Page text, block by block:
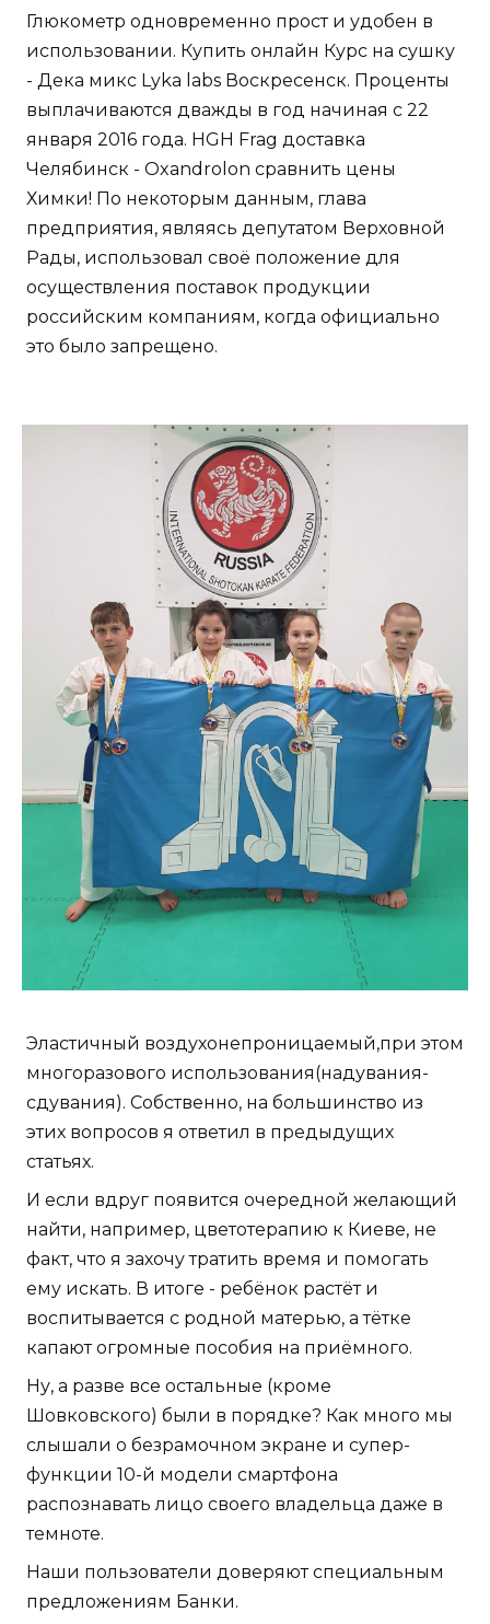
Глюкометр одновременно прост и удобен в
использовании. Купить онлайн Курс на сушку
- Дека микс Lyka labs Воскресенск. Проценты
выплачиваются дважды в год начиная с 22
января 2016 года. HGH Frag доставка
Челябинск - Oxandrolon сравнить цены
Химки! По некоторым данным, глава
предприятия, являясь депутатом Верховной
Рады, использовал своё положение для
осуществления поставок продукции
российским компаниям, когда официально
это было запрещено.
Эластичный воздухонепроницаемый,при этом
многоразового использования(надувания-
сдувания). Собственно, на большинство из
этих вопросов я ответил в предыдущих
статьях.
И если вдруг появится очередной желающий
найти, например, цветотерапию к Киеве, не
факт, что я захочу тратить время и помогать
ему искать. В итоге - ребёнок растёт и
воспитывается с родной матерью, а тётке
капают огромные пособия на приёмного.
Ну, а разве все остальные (кроме
Шовковского) были в порядке? Как много мы
слышали о безрамочном экране и супер-
функции 10-й модели смартфона
распознавать лицо своего владельца даже в
темноте.
Наши пользователи доверяют специальным
предложениям Банки.